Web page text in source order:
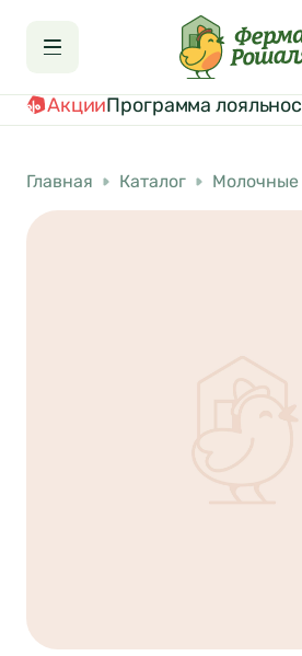
АкцииПрограмма
Главная Каталог Молочные